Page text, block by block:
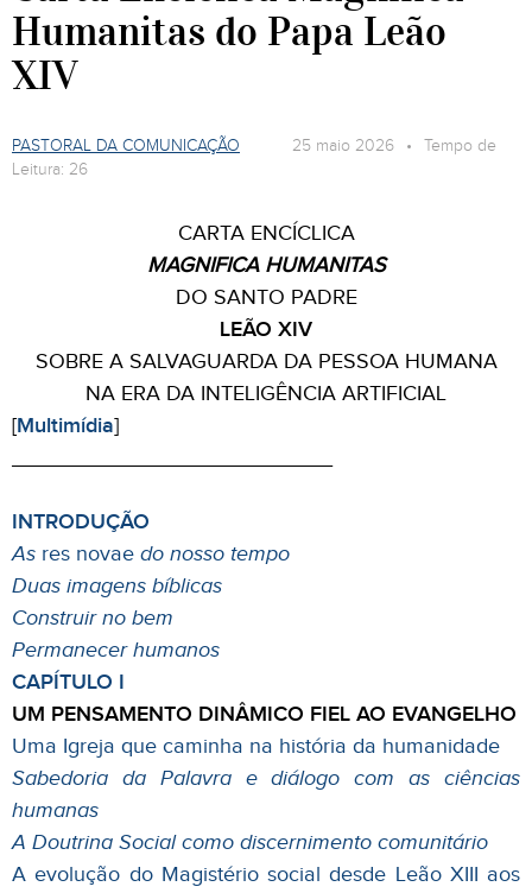
Humanitas do Papa Leão
XIV
PASTORAL DA COMUNICAÇÃO
25 maio 2026 • Tempo de
Leitura: 26
CARTA ENCÍCLICA
MAGNIFICA HUMANITAS
DO SANTO PADRE
LEÃO XIV
SOBRE A SALVAGUARDA DA PESSOA HUMANA
NA ERA DA INTELIGÊNCIA ARTIFICIAL
[Multimídia]
INTRODUÇÃO
As res novae do nosso tempo
Duas imagens bíblicas
Construir no bem
Permanecer humanos
CAPÍTULO I
UM PENSAMENTO DINÂMICO FIEL AO EVANGELHO
Uma Igreja que caminha na história da humanidade
Sabedoria da Palavra e diálogo com as ciências
humanas
A Doutrina Social como discernimento comunitário
A evolução do Magistério social desde Leão XIII aos